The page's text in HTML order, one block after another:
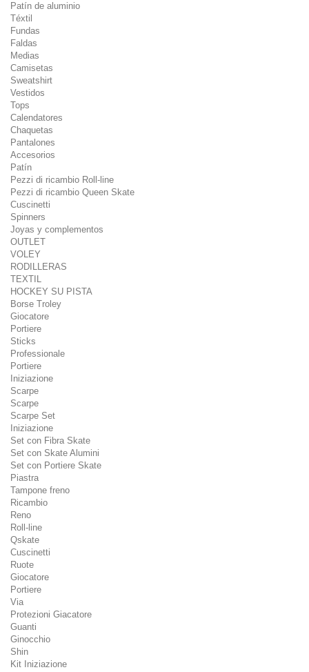
Patín de aluminio
Téxtil
Fundas
Faldas
Medias
Camisetas
Sweatshirt
Vestidos
Tops
Calendatores
Chaquetas
Pantalones
Accesorios
Patín
Pezzi di ricambio Roll-line
Pezzi di ricambio Queen Skate
Cuscinetti
Spinners
Joyas y complementos
OUTLET
VOLEY
RODILLERAS
TEXTIL
HOCKEY SU PISTA
Borse Troley
Giocatore
Portiere
Sticks
Professionale
Portiere
Iniziazione
Scarpe
Scarpe
Scarpe Set
Iniziazione
Set con Fibra Skate
Set con Skate Alumini
Set con Portiere Skate
Piastra
Tampone freno
Ricambio
Reno
Roll-line
Qskate
Cuscinetti
Ruote
Giocatore
Portiere
Via
Protezioni Giacatore
Guanti
Ginocchio
Shin
Kit Iniziazione